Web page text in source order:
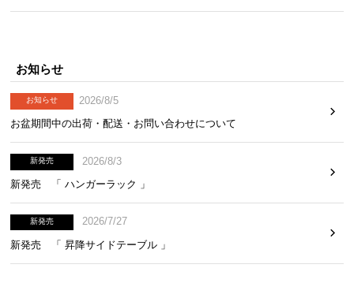
お知らせ
お知らせ
2026/8/5
お盆期間中の出荷・配送・お問い合わせについて
新発売
2026/8/3
新発売 「 ハンガーラック 」
新発売
2026/7/27
新発売 「 昇降サイドテーブル 」